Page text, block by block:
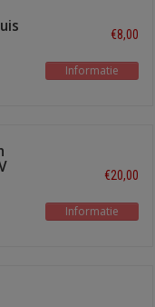
€8,00
Informatie
€20,00
Informatie